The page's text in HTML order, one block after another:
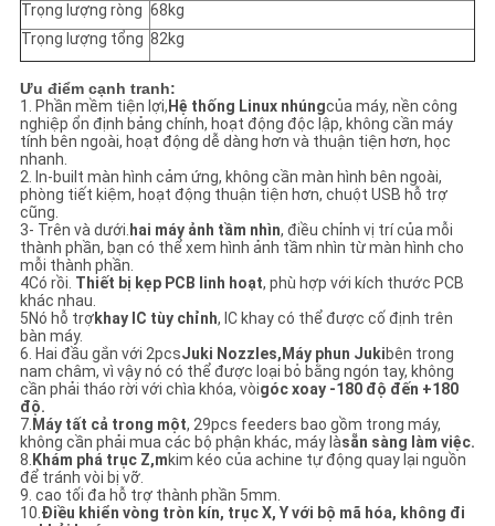
Trọng lượng ròng 68kg
Trọng lượng tổng 82kg
Ưu điểm cạnh tranh:
1. Phần mềm tiện lợi, Hệ thống Linux nhúngcủa máy, nền công
nghiệp ổn định bảng chính, hoạt động độc lập, không cần máy
tính bên ngoài, hoạt động dễ dàng hơn và thuận tiện hơn, học
nhanh.
2. In-built màn hình cảm ứng, không cần màn hình bên ngoài,
phòng tiết kiệm, hoạt động thuận tiện hơn, chuột USB hỗ trợ
cũng.
3- Trên và dưới. hai máy ảnh tầm nhìn, điều chỉnh vị trí của mỗi
thành phần, bạn có thể xem hình ảnh tầm nhìn từ màn hình cho
mỗi thành phần.
4Có rồi. Thiết bị kẹp PCB linh hoạt, phù hợp với kích thước PCB
khác nhau.
5Nó hỗ trợkhay IC tùy chỉnh, IC khay có thể được cố định trên
bàn máy.
6. Hai đầu gắn với 2pcsJuki Nozzles, Máy phun Jukibên trong
nam châm, vì vậy nó có thể được loại bỏ bằng ngón tay, không
cần phải tháo rời với chìa khóa, vòigóc xoay -180 độ đến +180
độ.
7. Máy tất cả trong một, 29pcs feeders bao gồm trong máy,
không cần phải mua các bộ phận khác, máy làsẵn sàng làm việc.
8. Khám phá trục Z,mkim kéo của achine tự động quay lại nguồn
để tránh vòi bị vỡ.
9. cao tối đa hỗ trợ thành phần 5mm.
10.Điều khiển vòng tròn kín, trục X, Y với bộ mã hóa, không đi